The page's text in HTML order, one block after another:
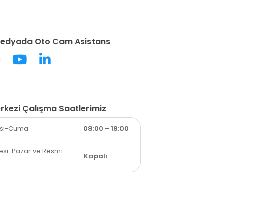
Oto Cam Asistans
Çalışma Saatlerimiz
Cuma 08:00 – 18:00
Pazar ve Resmi
Kapalı